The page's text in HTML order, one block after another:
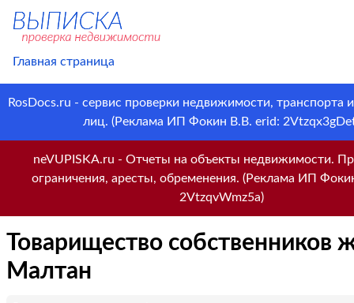
Главная страница
RosDocs.ru - сервис проверки недвижимости, транспорта
лиц. (Реклама ИП Фокин В.В. erid:
neVUPISKA.ru - Отчеты на объекты недвижимости.
ограничения, аресты, обременения. (Реклама ИП
2VtzqvWmz5a)
Товарищество собственников
Малтан